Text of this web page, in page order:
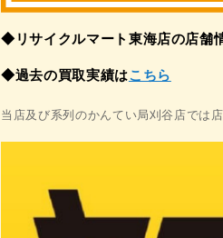
◆リサイクルマート東海店の店舗
◆過去の買取実績はこちら
当店及び系列のかんてい局刈谷店では店